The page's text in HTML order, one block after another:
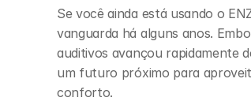
Se você ainda está usando o
vanguarda há alguns anos.
auditivos avançou rapidamente
um futuro próximo para
conforto.